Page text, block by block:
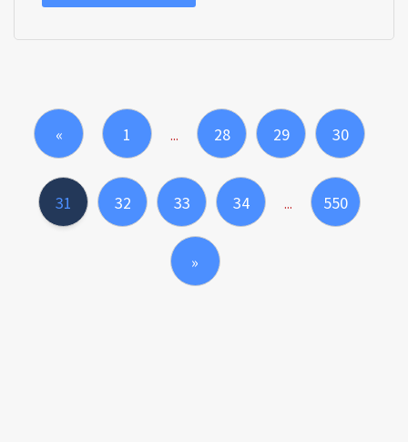
« 1 ... 28 29 30
31 32 33 34 ... 550
»